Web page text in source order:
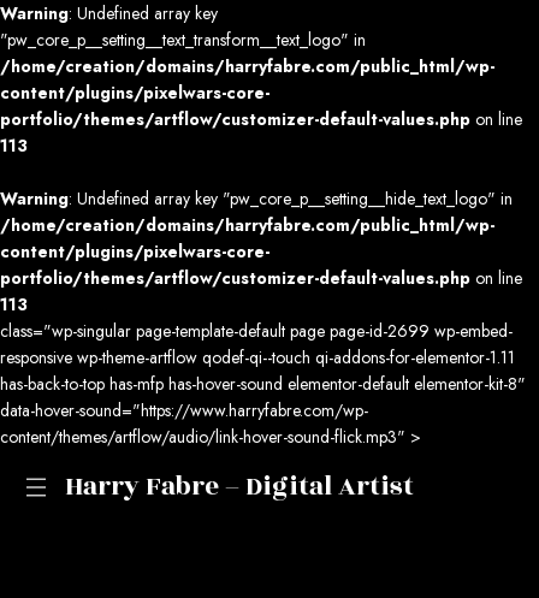
Warning: Undefined array key
"pw_core_p__setting__text_transform__text_logo" in
/home/creation/domains/harryfabre.com/public_html/wp-
content/plugins/pixelwars-core-
portfolio/themes/artflow/customizer-default-values.php on line
113
Warning: Undefined array key "pw_core_p__setting__hide_text_logo" in
/home/creation/domains/harryfabre.com/public_html/wp-
content/plugins/pixelwars-core-
portfolio/themes/artflow/customizer-default-values.php on line
113
class="wp-singular page-template-default page page-id-2699 wp-embed-
responsive wp-theme-artflow qodef-qi--touch qi-addons-for-elementor-1.11
has-back-to-top has-mfp has-hover-sound elementor-default elementor-kit-8"
data-hover-sound="https://www.harryfabre.com/wp-
content/themes/artflow/audio/link-hover-sound-flick.mp3" >
Harry Fabre – Digital Artist